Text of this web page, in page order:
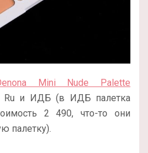
Mini Nude Palette
Ru и ИДБ (в ИДБ палетка
2 490, что-то они
палетку).